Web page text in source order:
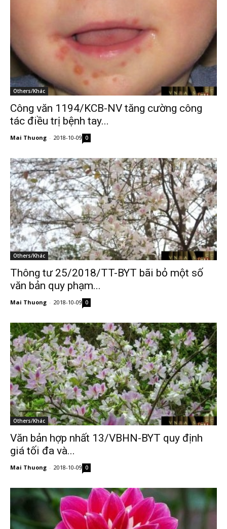
Others/Khác
Công văn 1194/KCB-NV tăng cường công
tác điều trị bệnh tay...
Mai Thuong - 2018-10-09 0
Others/Khác
Thông tư 25/2018/TT-BYT bãi bỏ một số
văn bản quy phạm...
Mai Thuong - 2018-10-09 0
Others/Khác
Văn bản hợp nhất 13/VBHN-BYT quy định
giá tối đa và...
Mai Thuong - 2018-10-09 0